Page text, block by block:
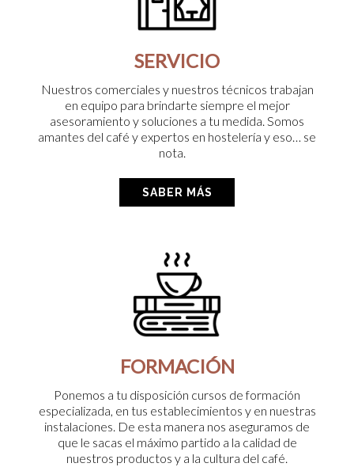
SERVICIO
Nuestros comerciales y nuestros técnicos trabajan
en equipo para brindarte siempre el mejor
asesoramiento y soluciones a tu medida. Somos
amantes del café y expertos en hostelería y eso… se
nota.
SABER MÁS
FORMACIÓN
Ponemos a tu disposición cursos de formación
especializada, en tus establecimientos y en nuestras
instalaciones. De esta manera nos aseguramos de
que le sacas el máximo partido a la calidad de
nuestros productos y a la cultura del café.